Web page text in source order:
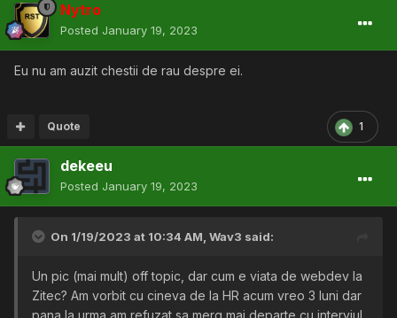
Nytro
Posted January 19, 2023
Eu nu am auzit chestii de rau despre ei.
1
Quote
dekeeu
Posted January 19, 2023
On 1/19/2023 at 10:34 AM, Wav3 said:
Un pic (mai mult) off topic, dar cum e viata de webdev la
Zitec? Am vorbit cu cineva de la HR acum vreo 3 luni dar